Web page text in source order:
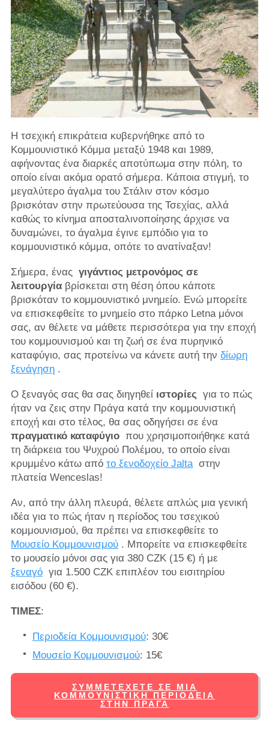
Η τσεχική επικράτεια κυβερνήθηκε από το
Κομμουνιστικό Κόμμα μεταξύ 1948 και 1989,
αφήνοντας ένα διαρκές αποτύπωμα στην πόλη, το
οποίο είναι ακόμα ορατό σήμερα. Κάποια στιγμή, το
μεγαλύτερο άγαλμα του Στάλιν στον κόσμο
βρισκόταν στην πρωτεύουσα της Τσεχίας, αλλά
καθώς το κίνημα αποσταλινοποίησης άρχισε να
δυναμώνει, το άγαλμα έγινε εμπόδιο για το
κομμουνιστικό κόμμα, οπότε το ανατίναξαν!
Σήμερα, ένας γιγάντιος μετρονόμος σε
λειτουργίαβρίσκεται στη θέση όπου κάποτε
βρισκόταν το κομμουνιστικό μνημείο. Ενώ μπορείτε
να επισκεφθείτε το μνημείο στο πάρκο Letna μόνοι
σας, αν θέλετε να μάθετε περισσότερα για την εποχή
του κομμουνισμού και τη ζωή σε ένα πυρηνικό
καταφύγιο, σας προτείνω να κάνετε αυτή την δίωρη
ξενάγηση.
Ο ξεναγός σας θα σας διηγηθεί ιστορίες για το πώς
ήταν να ζεις στην Πράγα κατά την κομμουνιστική
εποχή και στο τέλος, θα σας οδηγήσει σε ένα
πραγματικό καταφύγιοπου χρησιμοποιήθηκε κατά
τη διάρκεια του Ψυχρού Πολέμου, το οποίο είναι
κρυμμένο κάτω από το ξενοδοχείο Jaltaστην
πλατεία Wenceslas!
Αν, από την άλλη πλευρά, θέλετε απλώς μια γενική
ιδέα για το πώς ήταν η περίοδος του τσεχικού
κομμουνισμού, θα πρέπει να επισκεφθείτε το
Μουσείο Κομμουνισμού. Μπορείτε να επισκεφθείτε
το μουσείο μόνοι σας για 380 CZK (15 €) ή με
ξεναγόγια 1.500 CZK επιπλέον του εισιτηρίου
εισόδου (60 €).
ΤΙΜΕΣ:
Περιοδεία Κομμουνισμού: 30€
Μουσείο Κομμουνισμού: 15€
ΣΥΜΜΕΤΈΧΕΤΕ ΣΕ ΜΙΑ
ΚΟΜΜΟΥΝΙΣΤΙΚΉ ΠΕΡΙΟΔΕΊΑ
ΣΤΗΝ ΠΡΆΓΑ